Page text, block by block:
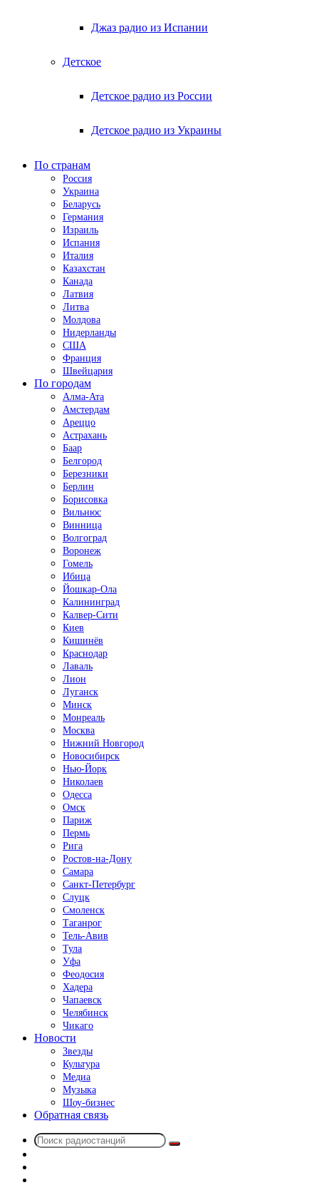
Джаз радио из Испании
Детское
Детское радио из России
Детское радио из Украины
По странам
Россия
Украина
Беларусь
Германия
Израиль
Испания
Италия
Казахстан
Канада
Латвия
Литва
Молдова
Нидерланды
США
Франция
Швейцария
По городам
Алма-Ата
Амстердам
Ареццо
Астрахань
Баар
Белгород
Березники
Берлин
Борисовка
Вильнюс
Винница
Волгоград
Воронеж
Гомель
Ибица
Йошкар-Ола
Калининград
Калвер-Сити
Киев
Кишинёв
Краснодар
Лаваль
Лион
Луганск
Минск
Монреаль
Москва
Нижний Новгород
Новосибирск
Нью-Йорк
Николаев
Одесса
Омск
Париж
Пермь
Рига
Ростов-на-Дону
Самара
Санкт-Петербург
Слуцк
Смоленск
Таганрог
Тель-Авив
Тула
Уфа
Феодосия
Хадера
Чапаевск
Челябинск
Чикаго
Новости
Звезды
Культура
Медиа
Музыка
Шоу-бизнес
Обратная связь
Поиск